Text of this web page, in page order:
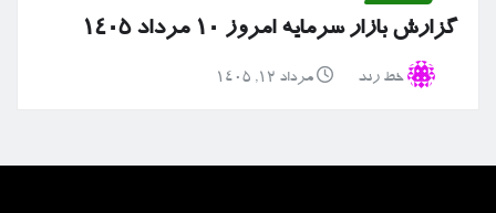
گزارش بازار سرمایه امروز ۱۰ مرداد ۱۴۰۵
خط رند مرداد ۱۲, ۱۴۰۵